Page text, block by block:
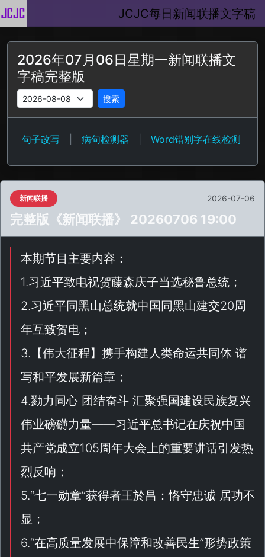
JCJC每日新闻联播文字稿
2026年07月06日星期一新闻联播文
字稿完整版
搜索
句子改写 病句检测器 Word错别字在线检测
新闻联播 2026-07-06
完整版《新闻联播》 20260706 19:00
本期节目主要内容：
1.习近平致电祝贺藤森庆子当选秘鲁总统；
2.习近平同黑山总统就中国同黑山建交20周
年互致贺电；
3.【伟大征程】携手构建人类命运共同体 谱
写和平发展新篇章；
4.勠力同心 团结奋斗 汇聚强国建设民族复兴
伟业磅礴力量——习近平总书记在庆祝中国
共产党成立105周年大会上的重要讲话引发热
烈反响；
5.“七一勋章”获得者王於昌：恪守忠诚 居功不
显；
6.“在高质量发展中保障和改善民生”形势政策